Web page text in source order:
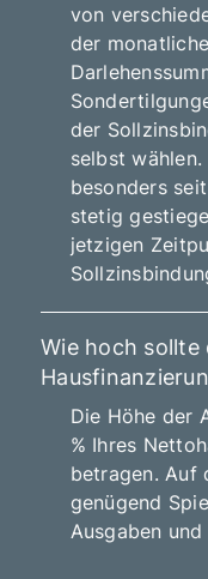
von
der
der
selbst
besonders
stetig
jetzigen
Wie hoch
Die Höhe der
% Ihres
betragen. Auf
genügend
Ausgaben